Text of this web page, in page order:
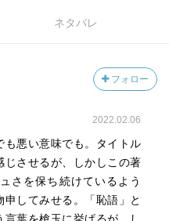
ネタバレ
フォロー
2022.02.06
悪い意味でも。タイトル
じさせるが、しかしこの著
さを保ち続けているよう
してみせる。「恥語」と